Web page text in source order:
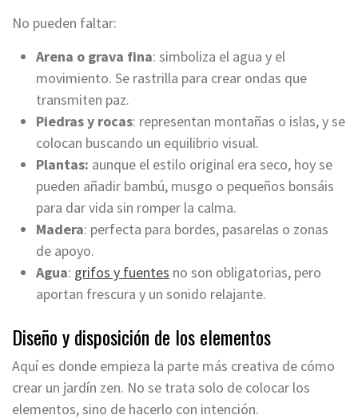
No pueden faltar:
Arena o grava fina: simboliza el agua y el
movimiento. Se rastrilla para crear ondas que
transmiten paz.
Piedras y rocas: representan montañas o islas, y se
colocan buscando un equilibrio visual.
Plantas: aunque el estilo original era seco, hoy se
pueden añadir bambú, musgo o pequeños bonsáis
para dar vida sin romper la calma.
Madera: perfecta para bordes, pasarelas o zonas
de apoyo.
Agua: grifos y fuentes no son obligatorias, pero
aportan frescura y un sonido relajante.
Diseño y disposición de los elementos
Aquí es donde empieza la parte más creativa de cómo
crear un jardín zen. No se trata solo de colocar los
elementos, sino de hacerlo con intención.